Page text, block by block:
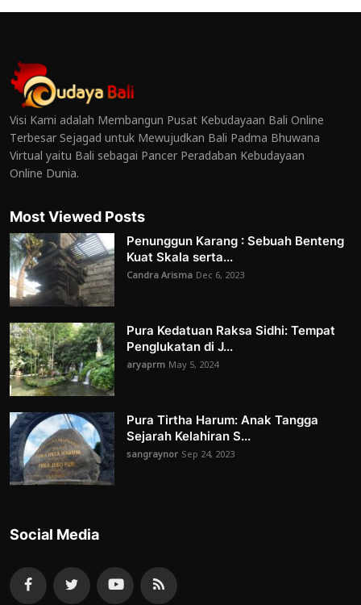
Visi Kami adalah Membangun Pusat Kebudayaan Bali Online
Terbesar Sejagad untuk Mewujudkan Bali Padma Bhuwana
Virtual yaitu Bali sebagai Pancer Peradaban Kebudayaan
Online Dunia.
Most Viewed Posts
Penunggun Karang : Sebuah Benteng
Kuat Skala serta...
Candra Arisma Dec 6, 2023
Pura Kedatuan Raksa Sidhi: Tempat
Penglukatan di J...
aryaprm May 5, 2024
Pura Tirtha Harum: Anak Tangga
Sejarah Kelahiran S...
sangraynor Sep 24, 2023
Social Media